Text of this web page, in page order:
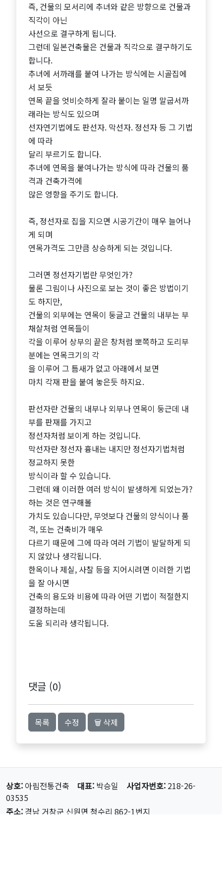
즉, 건물의 모서리에 추녀와 같은 방향으로 건물과
직각이 아닌
사선으로 결구하게 됩니다.
그런데 일본건축물은 건물과 직각으로 결구하기도
합니다.
추녀에 서까래를 붙여 나가는 방식에는 시골집에
서 보듯
연목 끝을 엇비슷하게 잘라 붙이는 일명 말굽서까
래라는 방식도 있으며
선자연기법에도 판선자. 막선자. 정선자 등 그 기법
에 따라
달리 부르기도 합니다.
추녀에 연목을 붙여나가는 방식에 따라 건물의 품
격과 건축가격에
많은 영향을 주기도 합니다.
즉, 정선자로 집을 지으면 시공기간이 매우 늘어나
게 되며
연목가격도 그만큼 상승하게 되는 것입니다.
그러면 정선자기법란 무엇인가?
물론 그림이나 사진으로 보는 것이 좋은 방법이기
도 하지만,
건물의 외부에는 연목이 둥글고 건물의 내부는 부
채살처럼 연목들이
각을 이루어 상부의 끝은 창처럼 뽀쪽하고 도리부
분에는 연목크기의 각
을 이루어 그 틈새가 없고 아래에서 보면
마치 각재 판을 붙여 놓은듯 하지요.
판선자란 건물의 내부나 외부나 연목이 둥근데 내
부를 판재를 가지고
정선자처럼 보이게 하는 것입니다.
막선자란 정선자 흉내는 내지만 정선자기법처럼
정교하지 못한
방식이라 할 수 있습니다.
그런데 왜 이러한 여러 방식이 발생하게 되었는가?
하는 것은 연구해볼
가치도 있습니다만, 무엇보다 건물의 양식이나 품
격, 또는 건축비가 매우
다르기 때문에 그에 따라 여러 기법이 발달하게 되
지 않았나 생각됩니다.
한옥이나 제실, 사찰 등을 지어시려면 이러한 기법
을 잘 아시면
건축의 용도와 비용에 따라 어떤 기법이 적절한지
결정하는데
도움 되리라 생각됩니다.
댓글 (0)
목록 수정 🗑 삭제
상호: 아림전통건축 대표: 박승일 사업자번호: 218-26-
03535
주소: 경남 거창군 신원면 청수리 862-1번지